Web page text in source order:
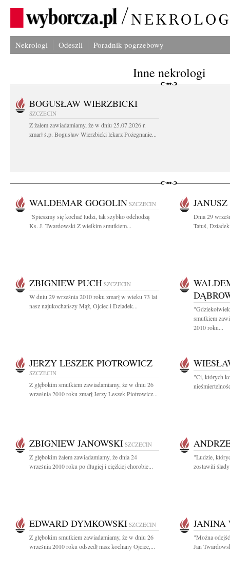
Nekrologi Odeszli Poradnik pogrzebowy
Inne nekrologi
BOGUSŁAW WIERZBICKI
SZCZECIN
Z żalem zawiadamiamy, że w dniu 25.07.2026 r.
zmarł ś.p. Bogusław Wierzbicki lekarz Pożegnanie...
WALDEMAR GOGOLIN SZCZECIN
"Spieszmy się kochać ludzi, tak szybko odchodzą
Ks. J. Twardowski Z wielkim smutkiem...
Dnia 29
Tatuś,
ZBIGNIEW PUCH SZCZECIN
W dniu 29 września 2010 roku zmarł w wieku 73 lat
nasz najukochańszy Mąż, Ojciec i Dziadek...
smutkiem
2010 roku...
JERZY LESZEK PIOTROWICZ
SZCZECIN
Z głębokim smutkiem zawiadamiamy, że w dniu 26
września 2010 roku zmarł Jerzy Leszek Piotrowicz...
"Ci, których
ZBIGNIEW JANOWSKI SZCZECIN
Z głębokim żalem zawiadamiamy, że dnia 24
września 2010 roku po długiej i ciężkiej chorobie...
"Ludzie,
zostawili
EDWARD DYMKOWSKI SZCZECIN
Z głębokim smutkiem zawiadamiamy, że w dniu 26
września 2010 roku odszedł nasz kochany Ojciec,...
JANINA
"Można
Jan